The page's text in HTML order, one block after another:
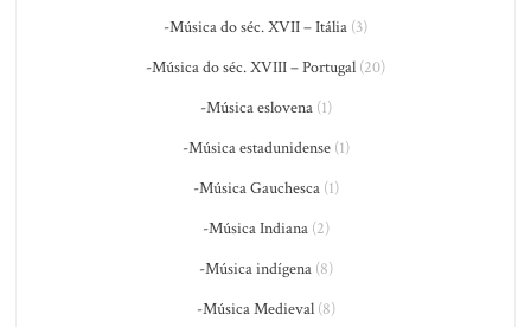
-Música do séc. XVII – Itália (3)
-Música do séc. XVIII – Portugal (20)
-Música eslovena(1)
-Música estadunidense(1)
-Música Gauchesca(1)
-Música Indiana(2)
-Música indígena(8)
-Música Medieval(8)